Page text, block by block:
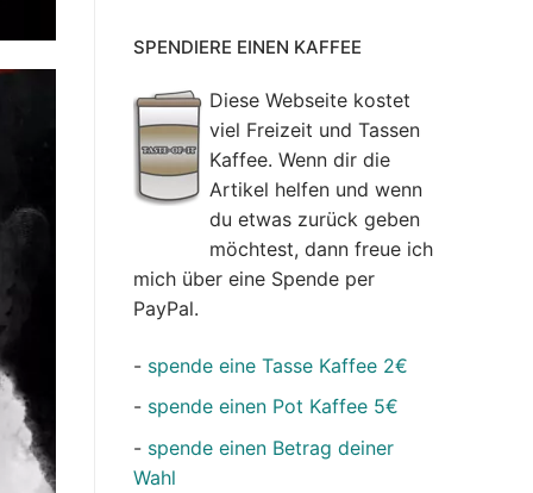
SPENDIERE EINEN KAFFEE
Diese Webseite kostet
viel Freizeit und Tassen
Kaffee. Wenn dir die
Artikel helfen und wenn
du etwas zurück geben
möchtest, dann freue ich
mich über eine Spende per
PayPal.
- spende eine Tasse Kaffee 2€
- spende einen Pot Kaffee 5€
- spende einen Betrag deiner
Wahl